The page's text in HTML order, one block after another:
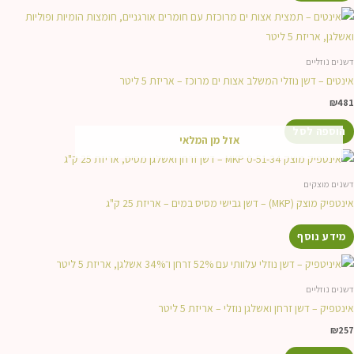
דשנים נוזליים
אינטים – דשן נוזלי המשלב אצות ים מרוכז – אריזת 5 ליטר
₪481
הוספה לסל
אזל מן המלאי
דשנים מוצקים
אינטפיק מוצק (MKP) – דשן גבישי מסיס במים – אריזת 25 ק"ג
מידע נוסף
דשנים נוזליים
אינטפיק – דשן זרחן ואשלגן נוזלי – אריזת 5 ליטר
₪257